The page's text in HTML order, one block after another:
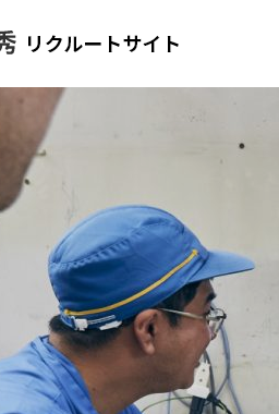
プページ
セージ
を知る